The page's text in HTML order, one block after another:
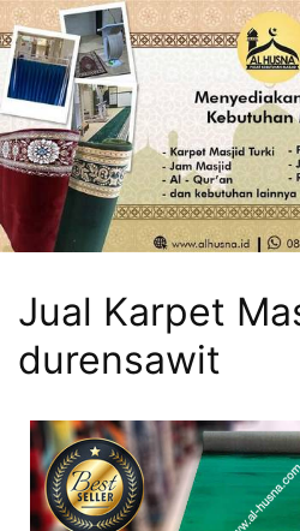
Jual Karpet
durensawit